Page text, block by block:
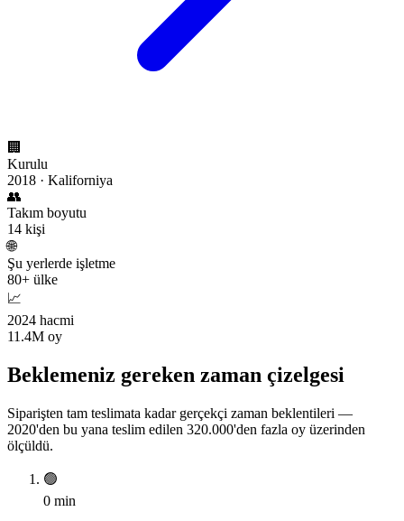
🏢
Kurulu
2018 · Kaliforniya
👥
Takım boyutu
14 kişi
🌐
Şu yerlerde işletme
80+ ülke
📈
2024 hacmi
11.4M oy
Beklemeniz gereken zaman çizelgesi
Siparişten tam teslimata kadar gerçekçi zaman beklentileri —
2020'den bu yana teslim edilen 320.000'den fazla oy üzerinden
ölçüldü.
🟢
0 min